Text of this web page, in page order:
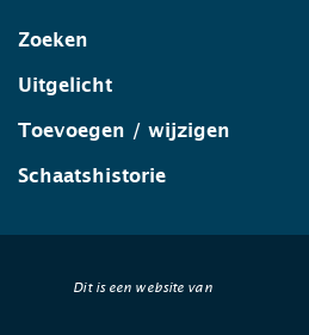
Zoeken
Uitgelicht
Toevoegen / wijzigen
Schaatshistorie
Dit is een website van